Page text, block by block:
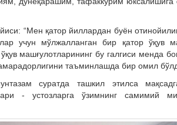
“Мен қатор йиллардан буён
учун мўлжалланган бир қатор ўқув
машғулотларининг бу галгиси менда
таъминлашда бир омил
суратда ташкил этилса
- устозларга ўзимнинг самимий